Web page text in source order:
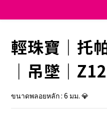
輕珠寶｜托
｜吊墜｜Z12
ขนาดพลอยหลัก : 6 มม. 💎